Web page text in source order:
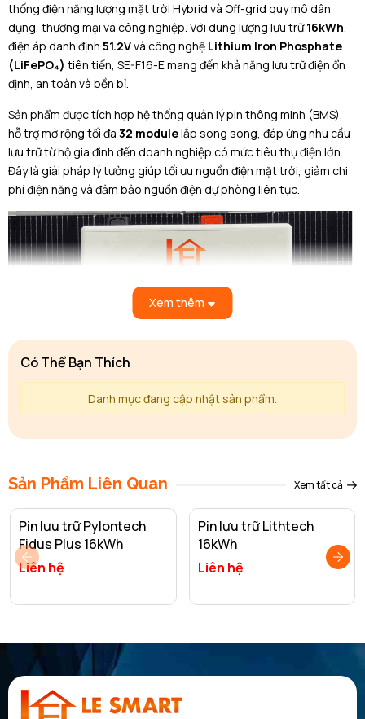
thống điện năng lượng mặt trời Hybrid và Off-grid quy mô dân
dụng, thương mại và công nghiệp. Với dung lượng lưu trữ16kWh,
điện áp danh định 51.2Vvà công nghệ Lithium Iron Phosphate
(LiFePO₄) tiên tiến, SE-F16-E mang đến khả năng lưu trữ điện ổn
định, an toàn và bền bỉ.
Sản phẩm được tích hợp hệ thống quản lý pin thông minh (BMS),
hỗ trợ mở rộng tối đa 32 modulelắp song song, đáp ứng nhu cầu
lưu trữ từ hộ gia đình đến doanh nghiệp có mức tiêu thụ điện lớn.
Đây là giải pháp lý tưởng giúp tối ưu nguồn điện mặt trời, giảm chi
phí điện năng và đảm bảo nguồn điện dự phòng liên tục.
Thông số kỹ thuật của pin lưu trữ Deye
16kWh SE-F16
Xem thêm
Có Thể Bạn Thích
Danh mục đang cập nhật sản phẩm.
Sản Phẩm Liên Quan Xem tất cả
Pin lưu trữ Pylontech
Fidus Plus 16kWh
Liên hệ
Pin lưu trữ Lithtech
16kWh
Liên hệ